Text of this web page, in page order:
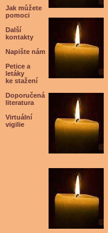
Jak můžete
pomoci
Další
kontakty
Napište nám
Petice a
letáky
ke stažení
Doporučená
literatura
Virtuální
vigilie